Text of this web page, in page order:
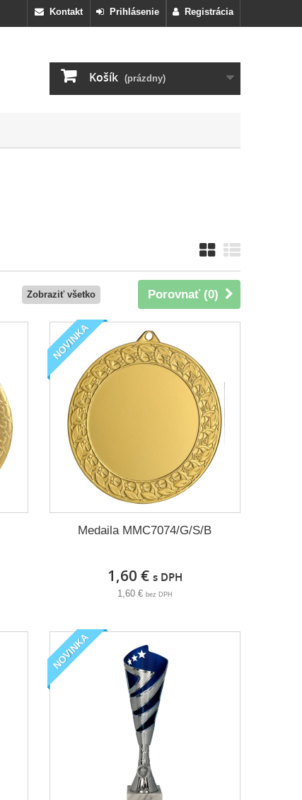
Registrácia
Prihlásenie
Kontakt
Košík (prázdny)
Porovnať (0)
Zobraziť všetko
NOVINKA
Medaila MMC7074/G/S/B
1,60 € s DPH
1,60 € bez DPH
NOVINKA